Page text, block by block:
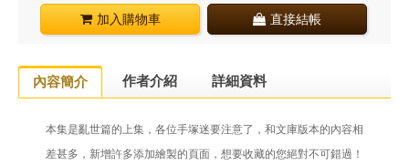
加入購物車 直接結帳
內容簡介 作者介紹 詳細資料
本集是亂世篇的上集，各位手塚迷要注意了，和文庫版本的內容相
差甚多，新增許多添加繪製的頁面，想要收藏的您絕對不可錯過！